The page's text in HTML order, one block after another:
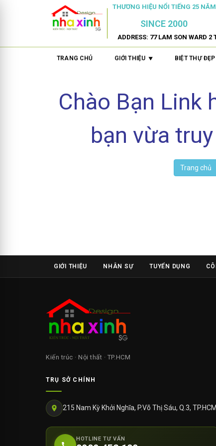
THƯƠNG HIỆU NỔI TIẾNG 25 NĂM
SINCE 2000
ADDRESS: 77 LAM SON WARD
TRANG CHỦ GIỚI THIỆU BIỆT THỰ ĐẸP
Chào Bạn Link
bạn vừa
Trang chủ
GIỚI THIỆU NHÂN SỰ TUYỂN DỤNG
Kiến trúc · Nội thất · TP.HCM
TRỤ SỞ CHÍNH
215 Nam Kỳ Khởi Nghĩa, P.Võ Thị Sáu, Q.3, TP.HCM
HOTLINE TƯ VẤN